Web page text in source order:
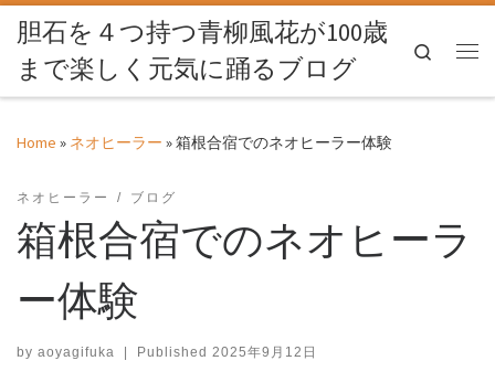
Skip to content
胆石を４つ持つ青柳風花が100歳
まで楽しく元気に踊るブログ
Search
Home » ネオヒーラー »箱根合宿でのネオヒーラー体験
ネオヒーラー ブログ
箱根合宿でのネオヒーラ
ー体験
by aoyagifuka Published 2025年9月12日